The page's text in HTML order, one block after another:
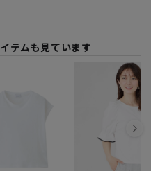
テムも見ています